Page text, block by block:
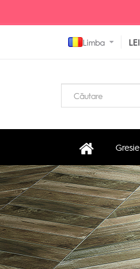
Limba LEI
Gresie